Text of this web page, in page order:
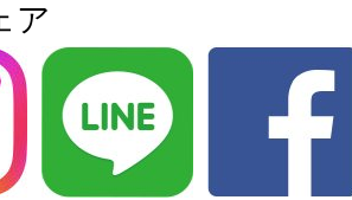
ア